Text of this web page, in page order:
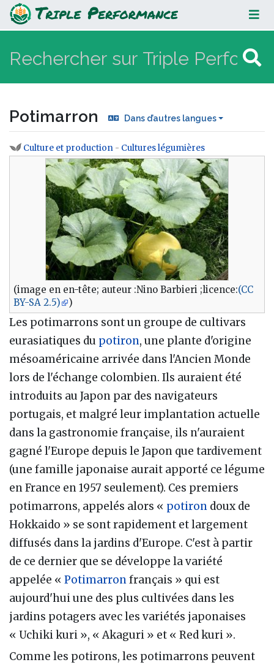
Potimarron
Potimarron Dans d’autres langues
Aller à :navigation,rechercher
Culture et production - Cultures légumières
(image en en-tête; auteur :Nino Barbieri ;licence:(CC
BY-SA 2.5)
)
Les potimarrons sont un groupe de cultivars
eurasiatiques du potiron, une plante d'origine
mésoaméricaine arrivée dans l'Ancien Monde
lors de l'échange colombien. Ils auraient été
introduits au Japon par des navigateurs
portugais, et malgré leur implantation actuelle
dans la gastronomie française, ils n'auraient
gagné l'Europe depuis le Japon que tardivement
(une famille japonaise aurait apporté ce légume
en France en 1957 seulement). Ces premiers
potimarrons, appelés alors « potiron doux de
Hokkaido » se sont rapidement et largement
diffusés dans la jardins d'Europe. C'est à partir
de ce dernier que se développe la variété
appelée « Potimarronfrançais » qui est
aujourd'hui une des plus cultivées dans les
jardins potagers avec les variétés japonaises
« Uchiki kuri », « Akaguri » et « Red kuri ».
Comme les potirons, les potimarrons peuvent